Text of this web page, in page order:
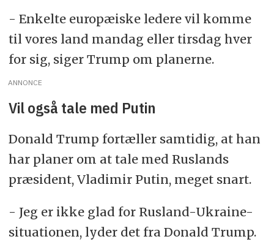
- Enkelte europæiske ledere vil komme
til vores land mandag eller tirsdag hver
for sig, siger Trump om planerne.
ANNONCE
Vil også tale med Putin
Donald Trump fortæller samtidig, at han
har planer om at tale med Ruslands
præsident, Vladimir Putin, meget snart.
- Jeg er ikke glad for Rusland-Ukraine-
situationen, lyder det fra Donald Trump.